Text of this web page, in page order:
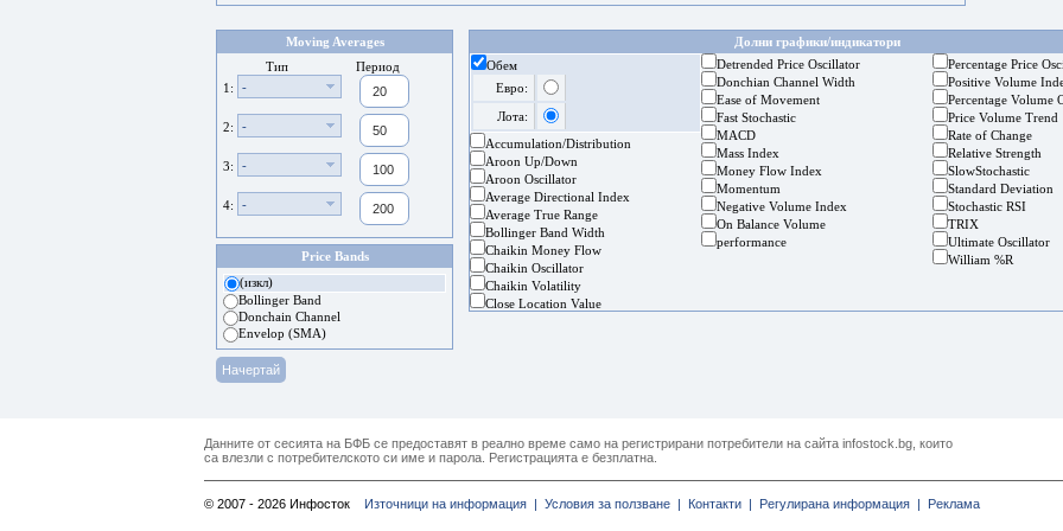
Moving Averages
Тип
Период
1:
-
2: -
3: -
4: -
Price Bands
(изкл)
Bollinger Band
Donchain Channel
Envelop (SMA)
Долни графики/индикатори
Обем
Евро:
Лота:
Accumulation/Distribution
Aroon Up/Down
Aroon Oscillator
Average Directional Index
Average True Range
Bollinger Band Width
Chaikin Money Flow
Chaikin Oscillator
Chaikin Volatility
Close Location Value
Detrended Price Oscillator
Donchian Channel Width
Ease of Movement
Fast Stochastic
MACD
Mass Index
Money Flow Index
Momentum
Negative Volume Index
On Balance Volume
performance
Percentage Price
Positive Volume
Percentage Volume
Price Volume Trend
Rate of Change
Relative Strength
SlowStochastic
Standard Deviation
Stochastic RSI
TRIX
Ultimate Oscillator
William %R
Данните от сесията на БФБ се предоставят в реално време само на регистрирани потребители на сайта infostock.bg, които
са влезли с потребителското си име и парола. Регистрацията е безплатна.
© 2007 - 2026 Инфосток Източници на информация | Условия за ползване | Контакти | Регулирана информация | Реклама